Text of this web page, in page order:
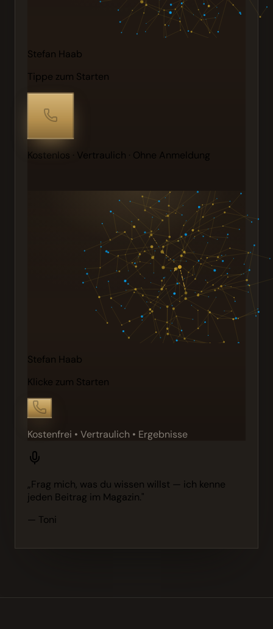
Stefan Haab
Tippe zum Starten
Kostenlos · Vertraulich · Ohne Anmeldung
Stefan Haab
Klicke zum Starten
Kostenfrei • Vertraulich • Ergebnisse
„Frag mich, was du wissen willst — ich kenne
jeden Beitrag im Magazin."
— Toni